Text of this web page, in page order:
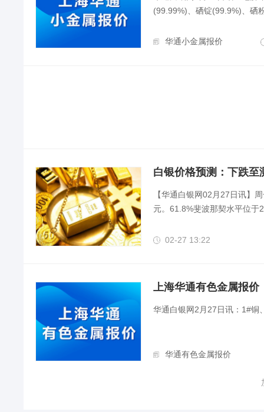
(99.99%)、硒锭(99.9%)、硒
华通小金属报价
白银价格预测：下跌
【华通白银网02月27日讯】
元。61.8%斐波那契水平位于
 02-27 13:22
上海华通有色金属报价
华通白银网2月27日讯：1#铜
华通有色金属报价